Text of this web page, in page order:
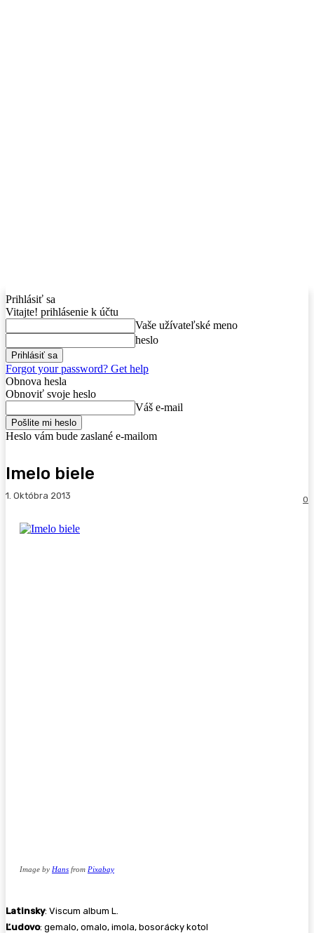
Prihlásiť sa
Vitajte! prihlásenie k účtu
Vaše užívateľské meno
heslo
Forgot your password? Get help
Obnova hesla
Obnoviť svoje heslo
Váš e-mail
Heslo vám bude zaslané e-mailom
Imelo biele
1. Októbra 2013 0
Image by Hans from Pixabay
Latinsky: Viscum album L.
Ľudovo: gemalo, omalo, imola, bosorácky kotol